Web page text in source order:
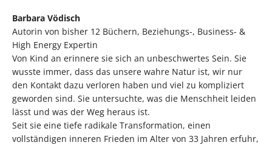
Barbara Vödisch
Autorin von bisher 12 Büchern, Beziehungs-, Business- &
High Energy Expertin
Von Kind an erinnere sie sich an unbeschwertes Sein. Sie
wusste immer, dass das unsere wahre Natur ist, wir nur
den Kontakt dazu verloren haben und viel zu kompliziert
geworden sind. Sie untersuchte, was die Menschheit leiden
lässt und was der Weg heraus ist.
Seit sie eine tiefe radikale Transformation, einen
vollständigen inneren Frieden im Alter von 33 Jahren erfuhr,